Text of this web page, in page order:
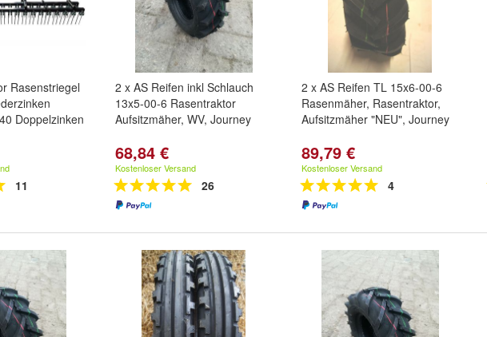
Rasenstriegel
Doppelzinken
11
2 x AS Reifen inkl Schlauch
13x5-00-6 Rasentraktor
Aufsitzmäher, WV, Journey
68,84 €
Kostenloser Versand
26
2 x AS Reifen TL 15x6-00-6
Rasenmäher, Rasentraktor,
Aufsitzmäher "NEU", Journey
89,79 €
Kostenloser Versand
4